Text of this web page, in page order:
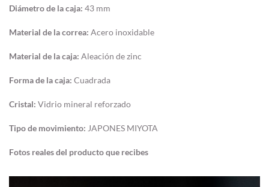
Diámetro de la caja: 43 mm
Material de la correa: Acero inoxidable
Material de la caja: Aleación de zinc
Forma de la caja: Cuadrada
Cristal: Vidrio mineral reforzado
Tipo de movimiento: JAPONES MIYOTA
Fotos reales del producto que recibes